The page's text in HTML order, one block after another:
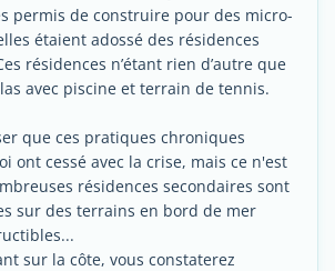
permis de construire pour des micro-
étaient adossé des résidences
résidences n’étant rien d’autre que
avec piscine et terrain de tennis.
que ces pratiques chroniques
ont cessé avec la crise, mais ce n'est
résidences secondaires sont
sur des terrains en bord de mer
sur la côte, vous constaterez